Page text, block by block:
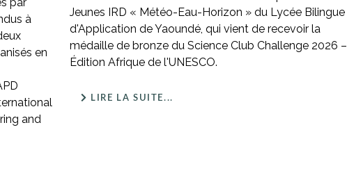
à
en
and
Jeunes IRD « Météo-Eau-Horizon » du Lycée Bilingue
d'Application de Yaoundé, qui vient de recevoir la
médaille de bronze du Science Club Challenge 2026 –
Édition Afrique de l'UNESCO.
LIRE LA SUITE...